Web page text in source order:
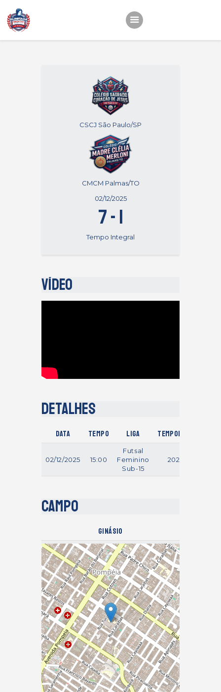
Início
Sagrado Rede de
CSCJ São Paulo/SP
CMCM Palmas/TO
02/12/2025
7- 1
Tempo Integral
Vídeo
Detalhes
Data Tempo Liga Temporada
02/12/2025 15:00
Futsal
Feminino
Sub-15
2025
Campo
Ginásio